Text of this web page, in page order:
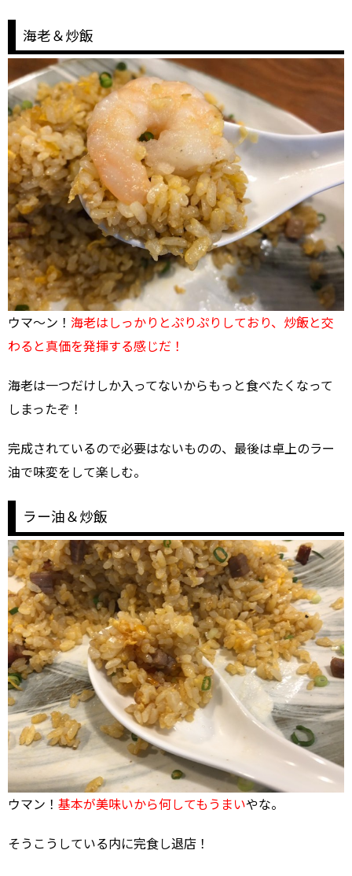
海老＆炒飯
ウマ～ン！ 海老はしっかりとぷりぷりしており、炒飯と交
わると真価を発揮する感じだ！
海老は一つだけしか入ってないからもっと食べたくなって
しまったぞ！
完成されているので必要はないものの、最後は卓上のラー
油で味変をして楽しむ。
ラー油＆炒飯
ウマン！ 基本が美味いから何してもうまいやな。
そうこうしている内に完食し退店！